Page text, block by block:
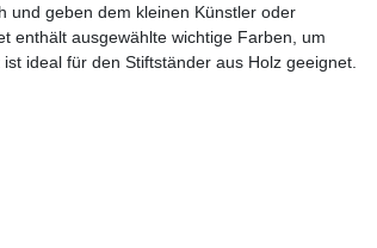
und geben dem kleinen Künstler oder
enthält ausgewählte wichtige Farben, um
ideal für den Stiftständer aus Holz geeignet.